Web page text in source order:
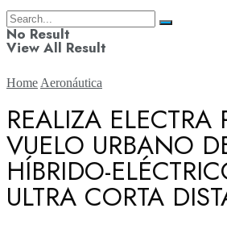
No Result
View All Result
Aerolíneas
Aeronáutica
Home Aeronáutica
REALIZA ELECTRA
VUELO URBANO
HÍBRIDO-
ULTRA CORTA